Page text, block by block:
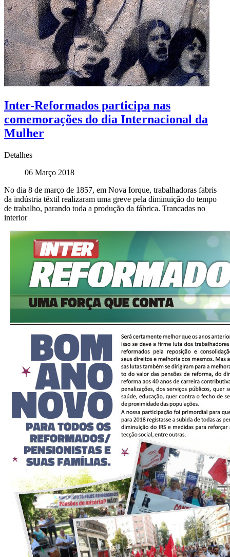
Inter-Reformados participa nas
comemorações do dia Internacional da
Mulher
Detalhes
06 Março 2018
No dia 8 de março de 1857, em Nova Iorque, trabalhadoras fabris
da indústria têxtil realizaram uma greve pela diminuição do tempo
de trabalho, parando toda a produção da fábrica. Trancadas no
interior